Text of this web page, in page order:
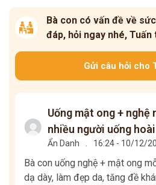
Bà con có vấn đề về
đáp, hỏi ngay nhé,
Gửi câu hỏi cho
Uống mật ong + nghệ
nhiều người uống
Ẩn Danh 16:24 - 10/12/
Bà con uống nghệ + mật ong
dạ dày, làm đẹp da, tăng đề